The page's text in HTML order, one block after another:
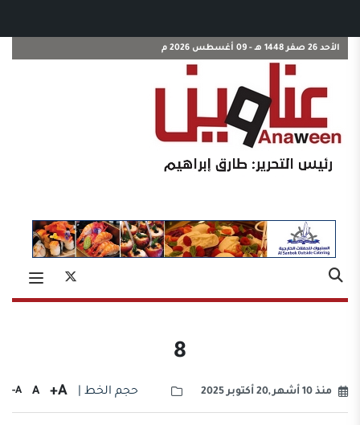
الأحد 26 صفر 1448 هـ - 09 أغسطس 2026 م
8
منذ 10 أشهر ,20 أكتوبر 2025 حجم الخط | A+
A
A-